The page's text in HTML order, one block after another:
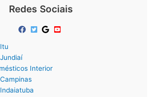
Redes Sociais
Interior